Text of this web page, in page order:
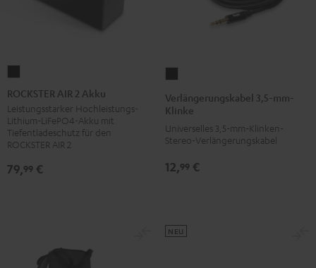
AIR
2
Akku
Schwarz
ROCKSTER AIR 2 Akku
Leistungsstarker Hochleistungs-
Lithium-LiFePO4-Akku mit
Tiefentladeschutz für den
ROCKSTER AIR 2
79,99 €
3,5-
mm-
Klinke
Schwarz
Verlängerungskabel 3,5-mm-
Klinke
Universelles 3,5-mm-Klinken-
Stereo-Verlängerungskabel
12,99 €
NEU